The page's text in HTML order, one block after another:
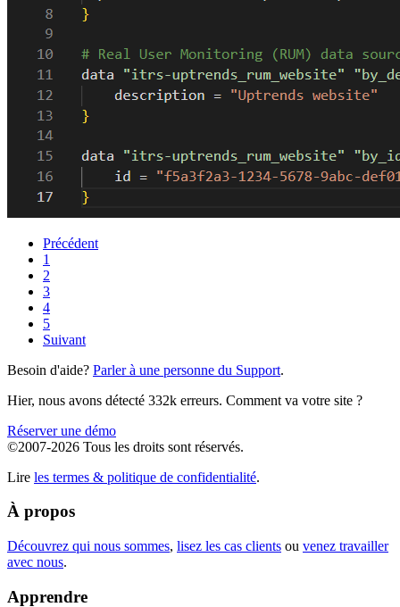
Précédent
1
2
3
4
5
Suivant
Besoin d'aide? Parler à une personne du Support.
Hier, nous avons détecté 332k erreurs. Comment va votre site ?
Réserver une démo
©2007-2026 Tous les droits sont réservés.
Lire les termes & politique de confidentialité.
À propos
Découvrez qui nous sommes, lisez les cas clients ou venez travailler
avec nous.
Apprendre